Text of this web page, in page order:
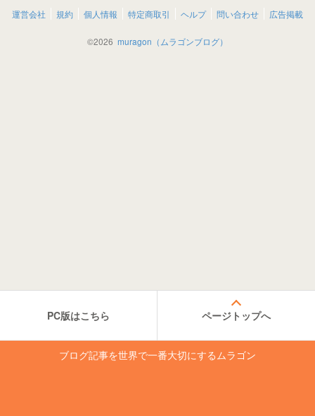
運営会社 規約 個人情報 特定商取引 ヘルプ 問い合わせ 広告掲載
©2026 muragon（ムラゴンブログ）
PC版はこちら ページトップへ
ブログ記事を世界で一番大切にするムラゴン